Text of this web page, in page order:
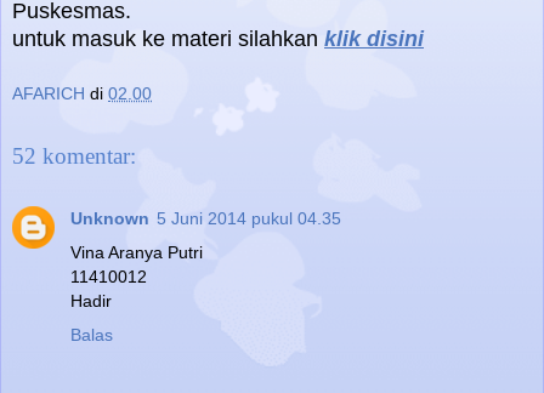
Puskesmas.
untuk masuk ke materi silahkan klik disini
AFARICH di 02.00
52 komentar:
Unknown 5 Juni 2014 pukul 04.35
Vina Aranya Putri
11410012
Hadir
Balas